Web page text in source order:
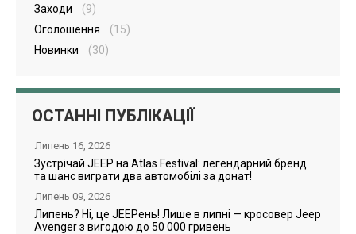
Заходи
(9)
Оголошення
(15)
Новинки
(30)
ОСТАННІ ПУБЛІКАЦІЇ
Липень 16, 2026
Зустрічай JEEP на Atlas Festival: легендарний бренд
та шанс виграти два автомобілі за донат!
Липень 09, 2026
Липень? Ні, це JEEPень! Лише в липні — кросовер Jeep
Avenger з вигодою до 50 000 гривень